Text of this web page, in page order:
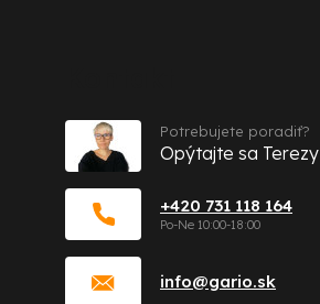
info@gario.sk
+420 731 118 164
Potrebujete poradiť?
Opýtajte sa Terezy